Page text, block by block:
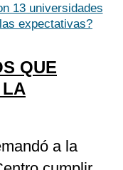
13 universidades
expectativas?
QUE
LA
a la